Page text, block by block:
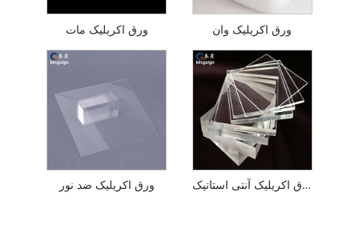
ورق اکریلیک مات ورق اکریلیک وان
ورق اکریلیک ضد نور ورق اکریلیک آنتی استاتیک